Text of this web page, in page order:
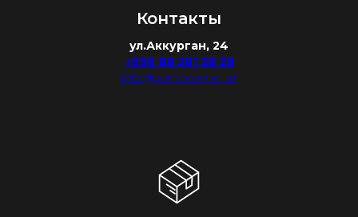
Контакты
ул.Аккурган, 24
+998 88 281 28 28
info@watchdealer.uz